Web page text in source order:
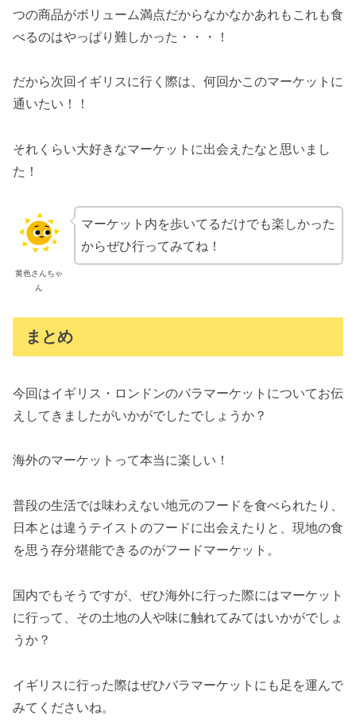
つの商品がボリューム満点だからなかなかあれもこれも食
べるのはやっぱり難しかった・・・！
だから次回イギリスに行く際は、何回かこのマーケットに
通いたい！！
それくらい大好きなマーケットに出会えたなと思いまし
た！
黄色さんちゃ
ん
マーケット内を歩いてるだけでも楽しかった
からぜひ行ってみてね！
まとめ
今回はイギリス・ロンドンのバラマーケットについてお伝
えしてきましたがいかがでしたでしょうか？
海外のマーケットって本当に楽しい！
普段の生活では味わえない地元のフードを食べられたり、
日本とは違うテイストのフードに出会えたりと、現地の食
を思う存分堪能できるのがフードマーケット。
国内でもそうですが、ぜひ海外に行った際にはマーケット
に行って、その土地の人や味に触れてみてはいかがでしょ
うか？
イギリスに行った際はぜひバラマーケットにも足を運んで
みてくださいね。